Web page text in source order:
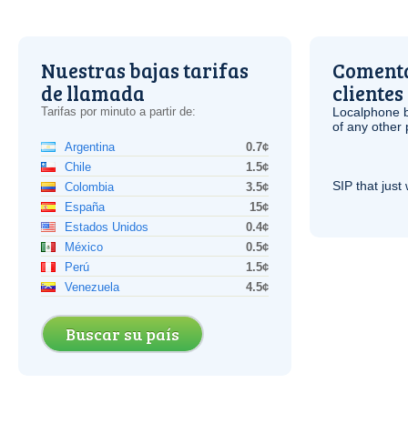
Nuestras bajas tarifas
de llamada
Tarifas por minuto a partir de:
Argentina
0.7¢
Chile
1.5¢
Colombia
3.5¢
España
15¢
Estados Unidos
0.4¢
México
0.5¢
Perú
1.5¢
Venezuela
4.5¢
Buscar su país
clientes
Localphone
of any other
SIP that just